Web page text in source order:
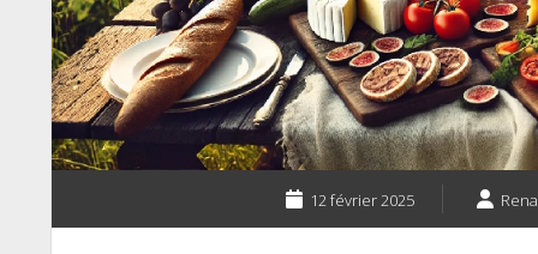
12 février 2025